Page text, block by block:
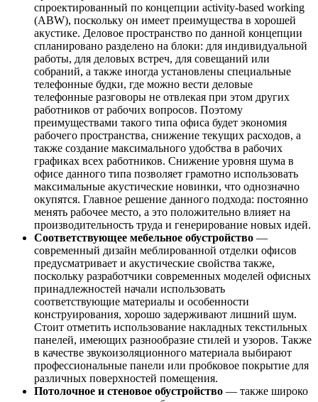
спроектированный по концепции activity-based working
(ABW), поскольку он имеет преимущества в хорошей
акустике. Деловое пространство по данной концепции
спланировано разделено на блоки: для индивидуальной
работы, для деловых встреч, для совещаний или
собраний, а также иногда установлены специальные
телефонные будки, где можно вести деловые
телефонные разговоры не отвлекая при этом других
работников от рабочих вопросов. Поэтому
преимуществами такого типа офиса будет экономия
рабочего пространства, снижение текущих расходов, а
также создание максимального удобства в рабочих
графиках всех работников. Снижение уровня шума в
офисе данного типа позволяет грамотно использовать
максимальные акустические новинки, что однозначно
окупятся. Главное решение данного подхода: постоянно
менять рабочее место, а это положительно влияет на
производительность труда и генерирование новых идей.
Соответствующее мебельное обустройство —
современный дизайн меблированной отделки офисов
предусматривает и акустические свойства также,
поскольку разработчики современных моделей офисных
принадлежностей начали использовать
соответствующие материалы и особенности
конструирования, хорошо задерживают лишний шум.
Стоит отметить использование накладных текстильных
панелей, имеющих разнообразие стилей и узоров. Также
в качестве звукоизоляционного материала выбирают
профессиональные панели или пробковое покрытие для
различных поверхностей помещения.
Потолочное и стеновое обустройство — также широко